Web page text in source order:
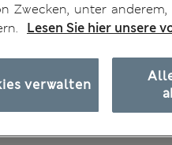
Zwecken, unter
Lesen Sie hier unsere
verwalten